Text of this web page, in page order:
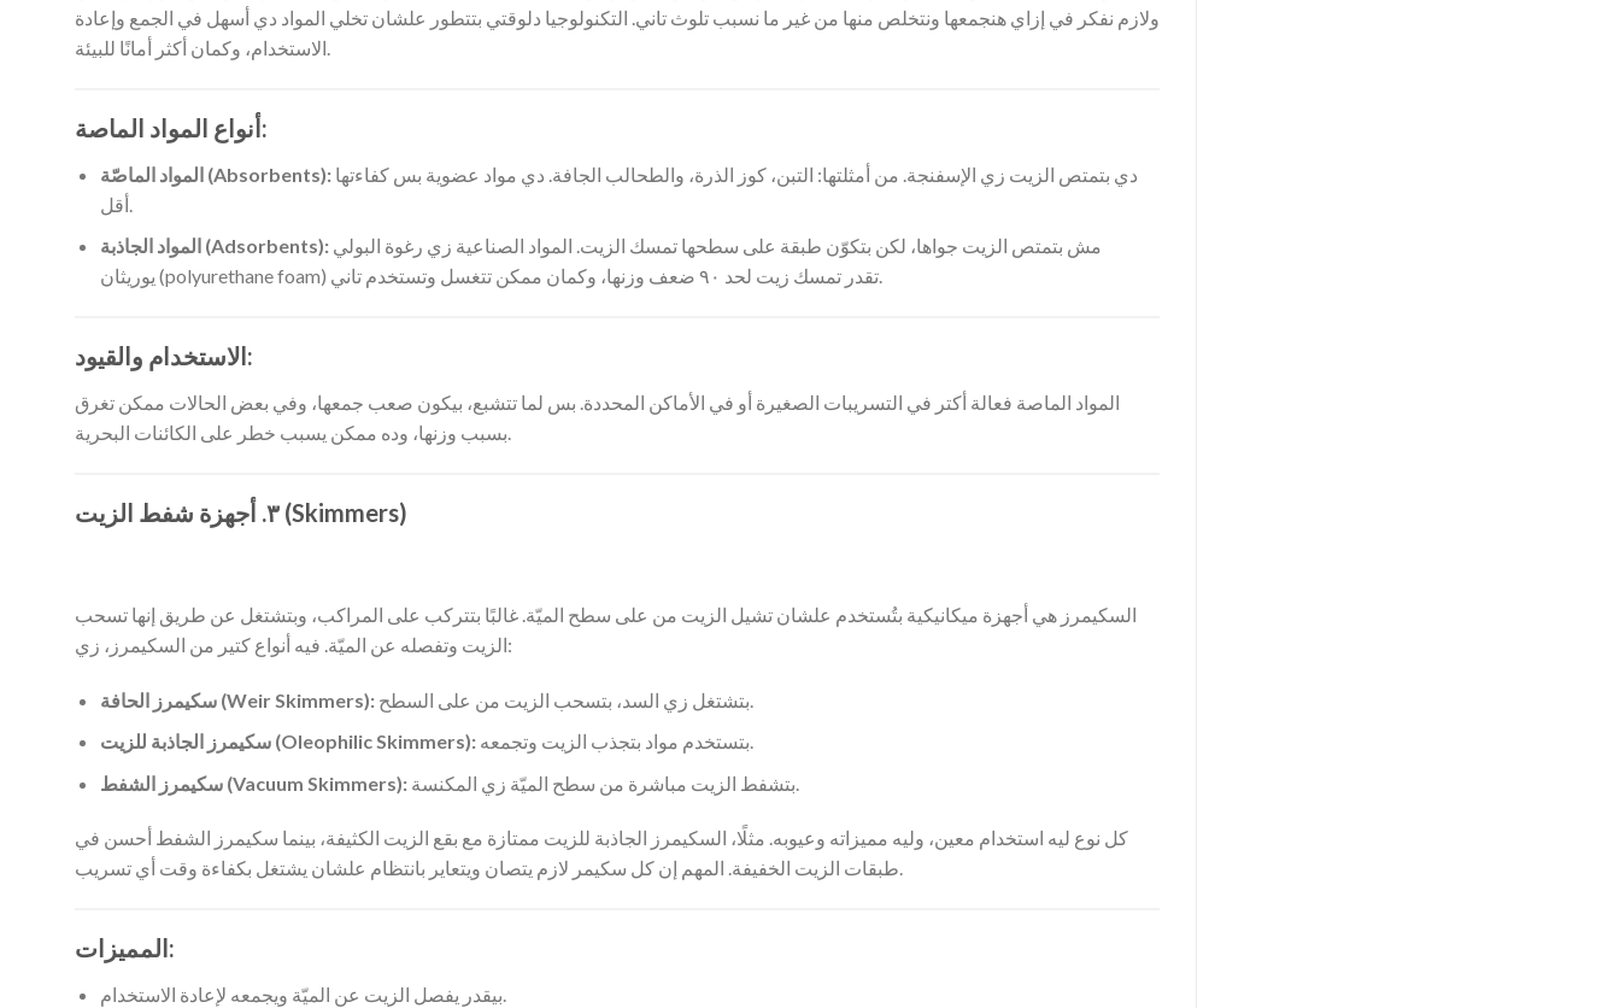
ولازم نفكر في إزاي هنجمعها ونتخلص منها من غير ما نسبب تلوث تاني. التكنولوجيا دلوقتي بتتطور علشان تخلي المواد دي أسهل في الجمع وإعادة
الاستخدام، وكمان أكثر أمانًا للبيئة.
أنواع المواد الماصة:
المواد الماصّة (Absorbents):دي بتمتص الزيت زي الإسفنجة. من أمثلتها: التبن، كوز الذرة، والطحالب الجافة. دي مواد عضوية بس كفاءتها
أقل.
المواد الجاذبة (Adsorbents):مش بتمتص الزيت جواها، لكن بتكوّن طبقة على سطحها تمسك الزيت. المواد الصناعية زي رغوة البولي
يوريثان (polyurethane foam) تقدر تمسك زيت لحد ٩٠ ضعف وزنها، وكمان ممكن تتغسل وتستخدم تاني.
الاستخدام والقيود:
المواد الماصة فعالة أكتر في التسريبات الصغيرة أو في الأماكن المحددة. بس لما تتشبع، بيكون صعب جمعها، وفي بعض الحالات ممكن تغرق
بسبب وزنها، وده ممكن يسبب خطر على الكائنات البحرية.
٣. أجهزة شفط الزيت (Skimmers)
السكيمرز هي أجهزة ميكانيكية بتُستخدم علشان تشيل الزيت من على سطح الميّة. غالبًا بتتركب على المراكب، وبتشتغل عن طريق إنها تسحب
الزيت وتفصله عن الميّة. فيه أنواع كتير من السكيمرز، زي:
سكيمرز الحافة (Weir Skimmers):
سكيمرز الجاذبة للزيت (Oleophilic Skimmers):
بتستخدم مواد بتجذب الزيت وتجمعه.
سكيمرز الشفط (Vacuum Skimmers):
كل نوع ليه استخدام معين، وليه مميزاته وعيوبه. مثلًا، السكيمرز الجاذبة للزيت ممتازة مع بقع الزيت الكثيفة، بينما سكيمرز الشفط أحسن في
طبقات الزيت الخفيفة. المهم إن كل سكيمر لازم يتصان ويتعاير بانتظام علشان يشتغل بكفاءة وقت أي تسريب.
المميزات:
بيقدر يفصل الزيت عن الميّة ويجمعه لإعادة الاستخدام.